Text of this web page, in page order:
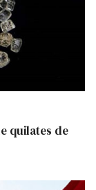
quilates de